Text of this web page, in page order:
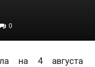
0
на 4 августа